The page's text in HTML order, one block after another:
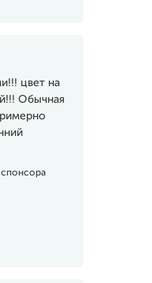
цвет на
Обычная
спонсора